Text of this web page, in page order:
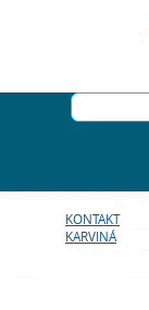
KONTAKT
KARVINÁ